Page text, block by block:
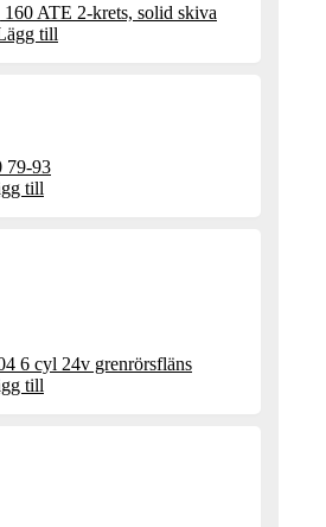
ATE 2-krets, solid skiva
till
79-93
till
6 cyl 24v grenrörsfläns
till